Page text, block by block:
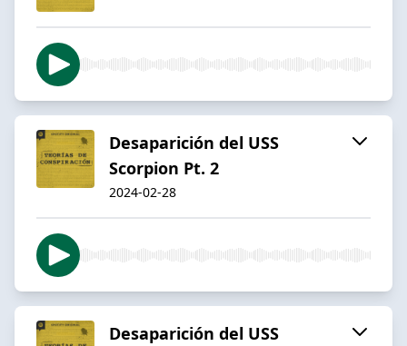
Desaparición del USS
Scorpion Pt. 2
2024-02-28
Desaparición del USS